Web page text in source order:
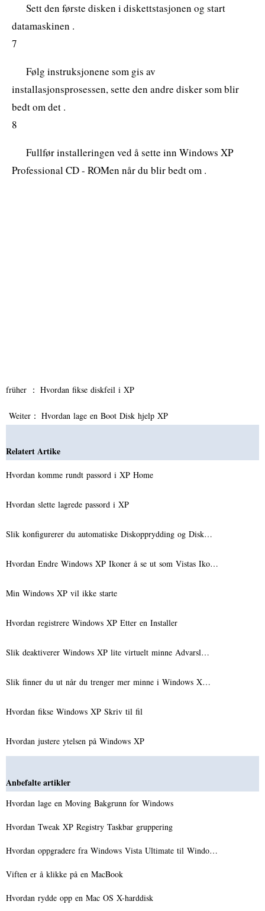
Sett den første disken i diskettstasjonen og start
datamaskinen .
7
Følg instruksjonene som gis av
installasjonsprosessen, sette den andre disker som blir
bedt om det .
8
Fullfør installeringen ved å sette inn Windows XP
Professional CD - ROMen når du blir bedt om .
früher ： Hvordan fikse diskfeil i XP
Weiter： Hvordan lage en Boot Disk hjelp XP
Relatert Artike
Hvordan komme rundt passord i XP Home
Hvordan slette lagrede passord i XP
Slik konfigurerer du automatiske Diskopprydding og Disk…
Hvordan Endre Windows XP Ikoner å se ut som Vistas Iko…
Min Windows XP vil ikke starte
Hvordan registrere Windows XP Etter en Installer
Slik deaktiverer Windows XP lite virtuelt minne Advarsl…
Slik finner du ut når du trenger mer minne i Windows X…
Hvordan fikse Windows XP Skriv til fil
Hvordan justere ytelsen på Windows XP
Anbefalte artikler
Hvordan lage en Moving Bakgrunn for Windows
Hvordan Tweak XP Registry Taskbar gruppering
Hvordan oppgradere fra Windows Vista Ultimate til Windo…
Viften er å klikke på en MacBook
Hvordan rydde opp en Mac OS X-harddisk